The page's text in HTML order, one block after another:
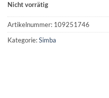
Nicht vorrätig
Artikelnummer: 109251746
Kategorie:Simba